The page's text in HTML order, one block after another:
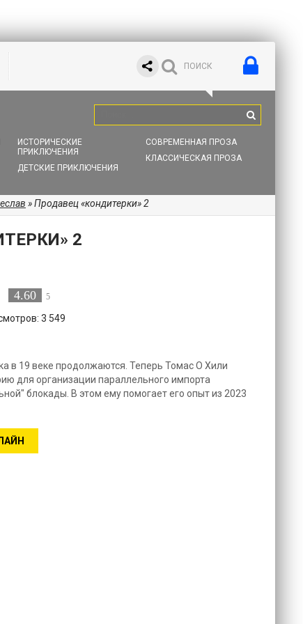
ИСТОРИЧЕСКИЕ
ПРИКЛЮЧЕНИЯ
ДЕТСКИЕ ПРИКЛЮЧЕНИЯ
СОВРЕМЕННАЯ ПРОЗА
КЛАССИЧЕСКАЯ ПРОЗА
» Продавец «кондитерки» 2
2
4.60 5
3 549
в 19 веке продолжаются. Теперь Томас О Хили
для организации параллельного импорта
блокады. В этом ему помогает его опыт из 2023